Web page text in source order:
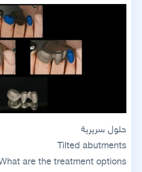
حلول سريرية
Tilted abutments
are the treatment options?